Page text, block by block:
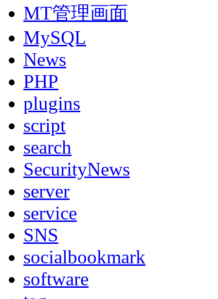
MT管理画面
MySQL
News
PHP
plugins
script
search
SecurityNews
server
service
SNS
socialbookmark
software